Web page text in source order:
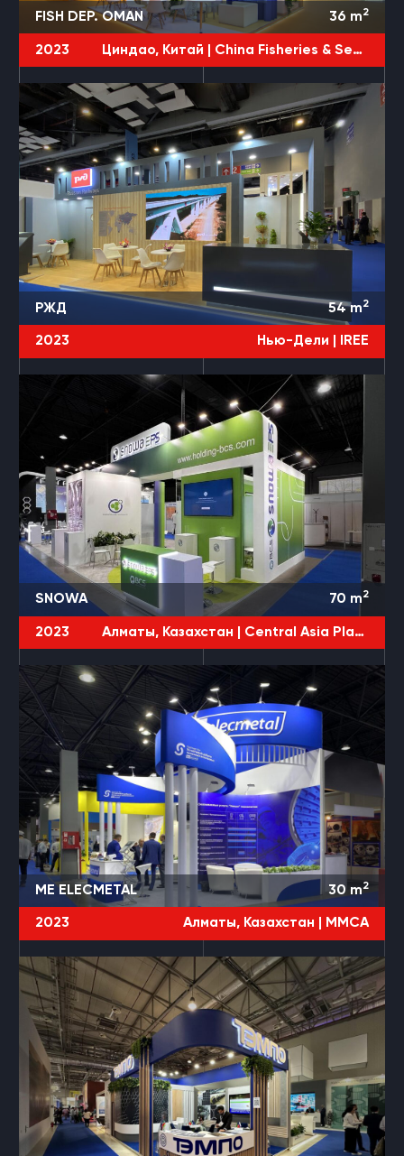
FISH DEP. OMAN 36 m2
2023 Циндао, Китай | China Fisheries & Seafood Expo
РЖД 54m2
2023 Нью-Дели | IREE
SNOWA 70 m2
2023 Алматы, Казахстан | Central Asia Plast World
ME ELECMETAL 30 m2
2023 Алматы, Казахстан | MMCA